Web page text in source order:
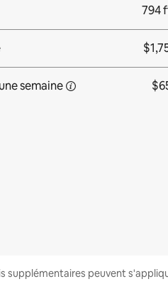
794
semaine
supplémentaires peuvent